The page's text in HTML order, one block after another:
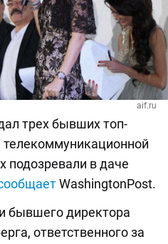
aif.ru
трех бывших топ-
подозревали в даче
WashingtonPost.
бывшего директора
ответственного за